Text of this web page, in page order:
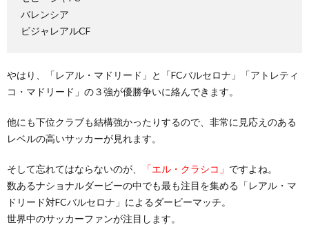
バレンシア
ビジャレアルCF
やはり、「レアル・マドリード」と「FCバルセロナ」「アトレティ
コ・マドリード」の３強が優勝争いに絡んできます。
他にも下位クラブも結構強かったりするので、非常に見応えのある
レベルの高いサッカーが見れます。
そして忘れてはならないのが、 「エル・クラシコ」 ですよね。
数あるナショナルダービーの中でも最も注目を集める「レアル・マ
ドリード対FCバルセロナ」によるダービーマッチ。
世界中のサッカーファンが注目します。